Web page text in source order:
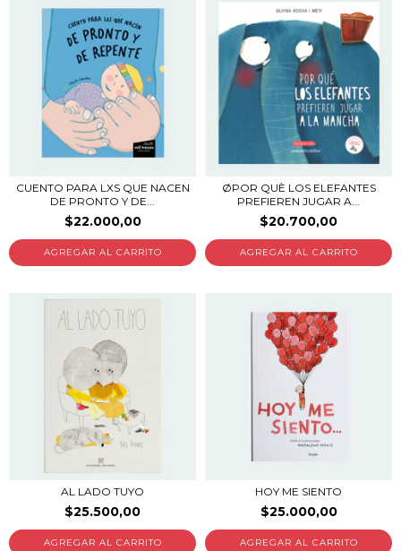
CUENTO PARA LXS QUE NACEN
DE PRONTO Y DE...
$22.000,00
ØPOR QUÈ LOS ELEFANTES
PREFIEREN JUGAR A...
$20.700,00
AL LADO TUYO
$25.500,00
HOY ME SIENTO
$25.000,00